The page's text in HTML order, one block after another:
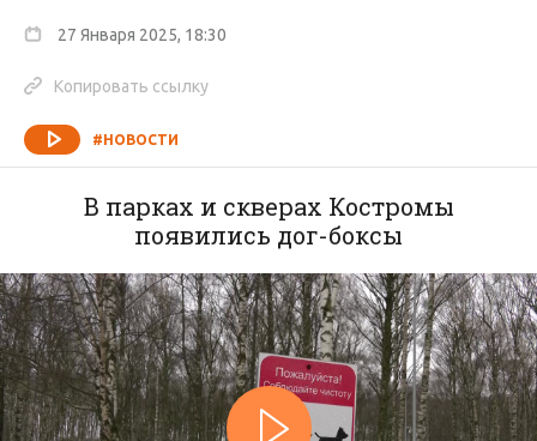
27 Января 2025, 18:30
Копировать ссылку
#НОВОСТИ
В парках и скверах Костромы
появились дог-боксы